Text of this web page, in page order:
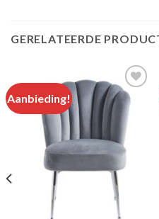
GERELATEERDE
Aanbieding!
Add to
wishlist